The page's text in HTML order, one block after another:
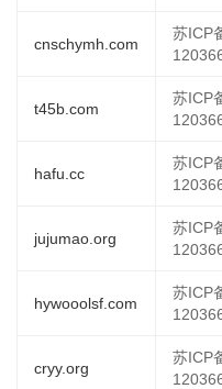
cnschymh.com
苏ICP
t45b.com
苏ICP
hafu.cc
苏ICP
jujumao.org
苏ICP
hywooolsf.com
苏ICP
cryy.org
苏ICP